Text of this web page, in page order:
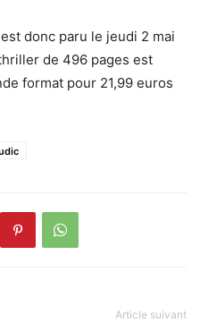
est donc paru le jeudi 2 mai
de 496 pages est
format pour 21,99 euros
Article suivant